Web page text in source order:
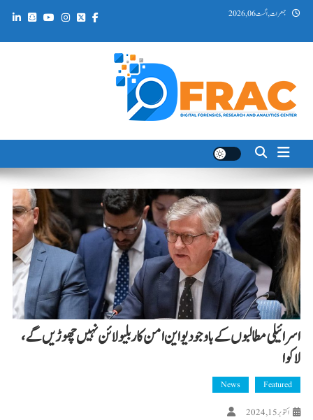
Skip جمعرات, اگست 06, 2026
DFRAC_ORG
اسرائیلی مطالبوں کے باوجود یو این امن کار بلیو لائن نہیں چھوڑیں گے،
لاکوا
Featured
News
اکتوبر 15, 2024